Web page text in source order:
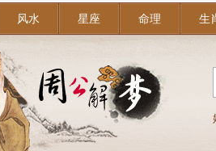
风水 星座 命理 生